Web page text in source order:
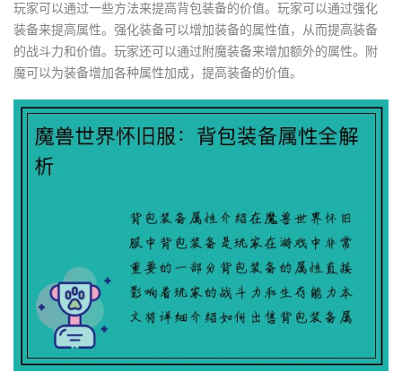
玩家可以通过一些方法来提高背包装备的价值。玩家可以通过强化
装备来提高属性。强化装备可以增加装备的属性值，从而提高装备
的战斗力和价值。玩家还可以通过附魔装备来增加额外的属性。附
魔可以为装备增加各种属性加成，提高装备的价值。